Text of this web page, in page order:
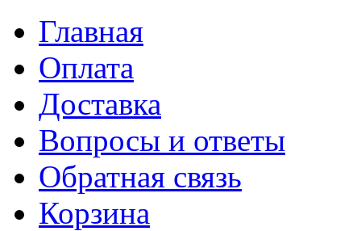
Главная
Оплата
Доставка
Вопросы и ответы
Обратная связь
Корзина